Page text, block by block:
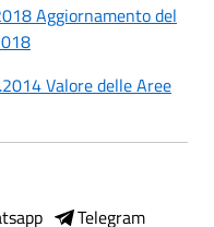
Aggiornamento del
Valore delle Aree
Telegram